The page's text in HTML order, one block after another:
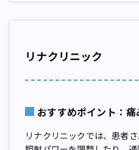
リナクリニック
おすすめポイント：
リナクリニックでは、患者